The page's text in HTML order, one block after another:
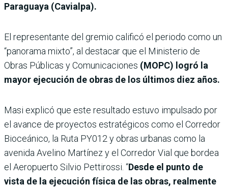
Paraguaya (Cavialpa).
El representante del gremio calificó el periodo como un
“panorama mixto”, al destacar que el Ministerio de
Obras Públicas y Comunicaciones (MOPC) logró la
mayor ejecución de obras de los últimos diez años.
Masi explicó que este resultado estuvo impulsado por
el avance de proyectos estratégicos como el Corredor
Bioceánico, la Ruta PY012 y obras urbanas como la
avenida Avelino Martínez y el Corredor Vial que bordea
el Aeropuerto Silvio Pettirossi. “Desde el punto de
vista de la ejecución física de las obras, realmente